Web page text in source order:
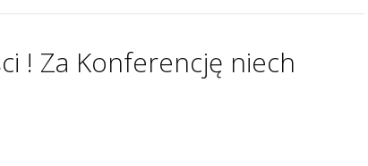
! Za Konferencję niech